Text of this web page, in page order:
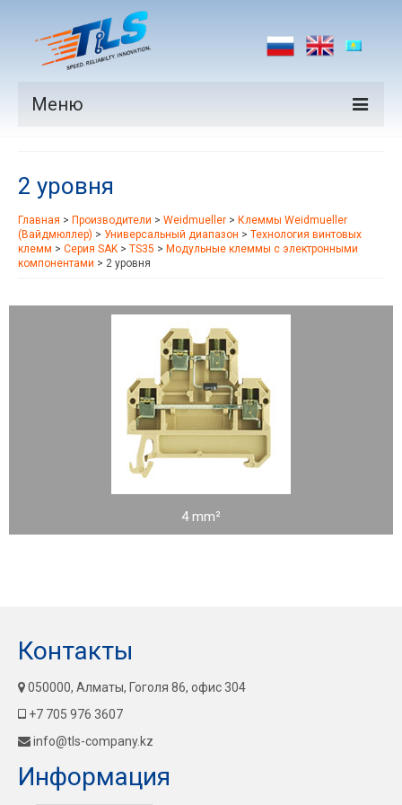
Меню
Производители
Рынки
Новости
2 уровня
Главная > Производители > Weidmueller > Клеммы Weidmueller
(Вайдмюллер) > Универсальный диапазон > Технология винтовых
клемм > Серия SAK > TS35 > Модульные клеммы с электронными
компонентами > 2 уровня
4 mm²
Контакты
050000, Алматы, Гоголя 86, офис 304
+7 705 976 3607
info@tls-company.kz
Информация